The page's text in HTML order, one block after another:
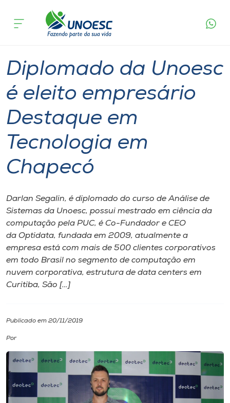
Cursos
Pesquisa
Atendimento ao Estudante
Portal de Ensino
Internacionalização
I.nova
Diplomados
Biblioteca
acontece
Diplomado da Unoesc
é eleito empresário
Destaque em
Tecnologia em
Chapecó
Darlan Segalin, é diplomado do curso de Análise de
Sistemas da Unoesc, possui mestrado em ciência da
computação pela PUC, é Co-Fundador e CEO
da Optidata, fundada em 2009, atualmente a
empresa está com mais de 500 clientes corporativos
em todo Brasil no segmento de computação em
nuvem corporativa, estrutura de data centers em
Curitiba, São […]
Publicado em 20/11/2019
Por